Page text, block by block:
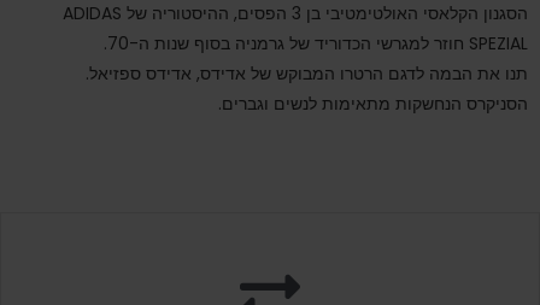
הסגנון הקלאסי האולטימטיבי בן 3 הפסים, ההיסטוריה של ADIDAS
SPEZIAL חוזר למגרשי הכדוריד של גרמניה בסוף שנות ה-70.
תנו את הבמה לדגם הרטרו המבוקש של אדידס, אדידס ספזיאל.
הסניקרס הנחשקות מתאימות לנשים וגברים.